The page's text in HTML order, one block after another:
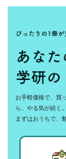
お手軽価格で、買
ら、やる気が続く
まずはおうちで、